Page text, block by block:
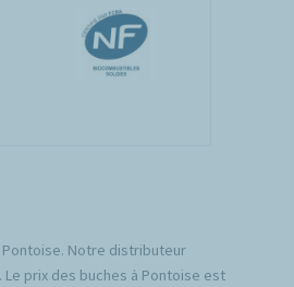
Notre distributeur
prix des buches à Pontoise est